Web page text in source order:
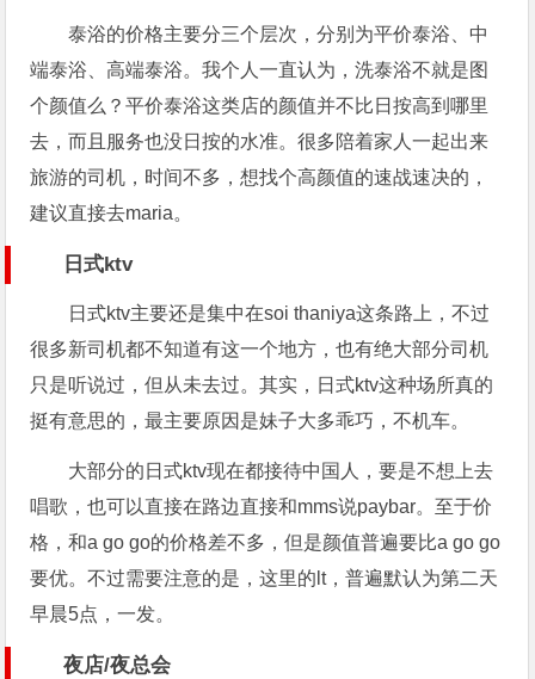
泰浴的价格主要分三个层次，分别为平价泰浴、中
端泰浴、高端泰浴。我个人一直认为，洗泰浴不就是图
个颜值么？平价泰浴这类店的颜值并不比日按高到哪里
去，而且服务也没日按的水准。很多陪着家人一起出来
旅游的司机，时间不多，想找个高颜值的速战速决的，
建议直接去maria。
日式ktv
日式ktv主要还是集中在soi thaniya这条路上，不过
很多新司机都不知道有这一个地方，也有绝大部分司机
只是听说过，但从未去过。其实，日式ktv这种场所真的
挺有意思的，最主要原因是妹子大多乖巧，不机车。
大部分的日式ktv现在都接待中国人，要是不想上去
唱歌，也可以直接在路边直接和mms说paybar。至于价
格，和a go go的价格差不多，但是颜值普遍要比a go go
要优。不过需要注意的是，这里的lt，普遍默认为第二天
早晨5点，一发。
夜店/夜总会